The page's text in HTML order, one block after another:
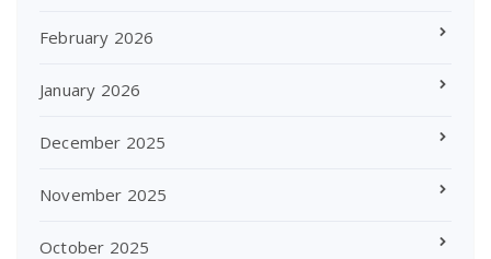
February 2026
January 2026
December 2025
November 2025
October 2025